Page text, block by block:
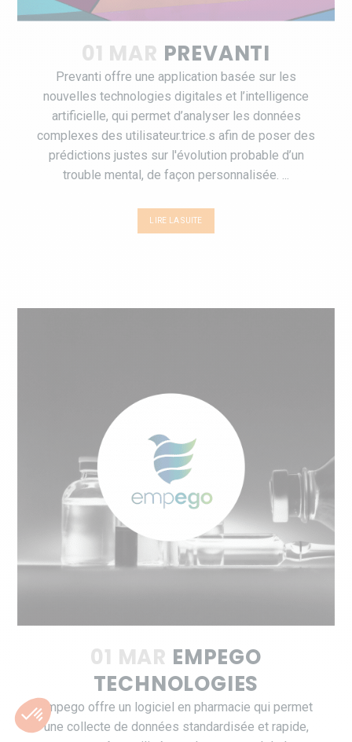
01 MAR PREVANTI
Prevanti offre une application basée sur les
nouvelles technologies digitales et l’intelligence
artificielle, qui permet d’analyser les données
complexes des utilisateur.trice.s afin de poser des
prédictions justes sur l'évolution probable d’un
trouble mental, de façon personnalisée. ...
LIRE LA SUITE
01 MAR EMPEGO
TECHNOLOGIES
Empego offre un logiciel en pharmacie qui permet
une collecte de données standardisée et rapide,